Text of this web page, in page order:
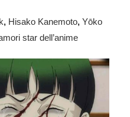
, Hisako Kanemoto, Yōko
star dell’anime